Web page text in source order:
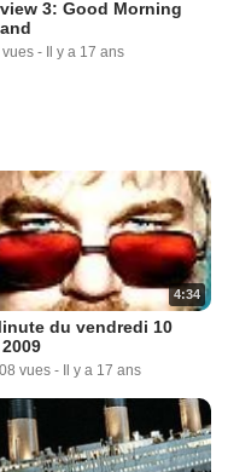
3: Good Morning
vues - Il y a 17 ans
4:34
du vendredi 10
vues - Il y a 17 ans